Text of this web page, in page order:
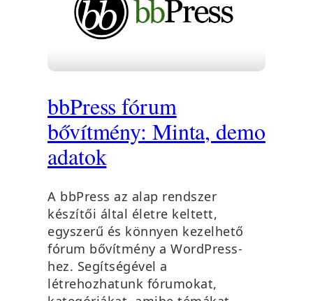
bbPress fórum
bővítmény: Minta, demo
adatok
A bbPress az alap rendszer
készítői által életre keltett,
egyszerű és könnyen kezelhető
fórum bővítmény a WordPress-
hez. Segítségével a
létrehozhatunk fórumokat,